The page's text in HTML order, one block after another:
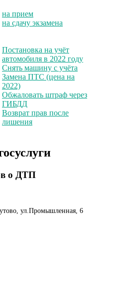
на прием
на сдачу экзамена
Постановка на учёт
автомобиля в 2022 году
Снять машину с учёта
Замена ПТС (цена на
2022)
Обжаловать штраф через
ГИБДД
Возврат прав после
лишения
о ДТП
ул.Промышленная, 6